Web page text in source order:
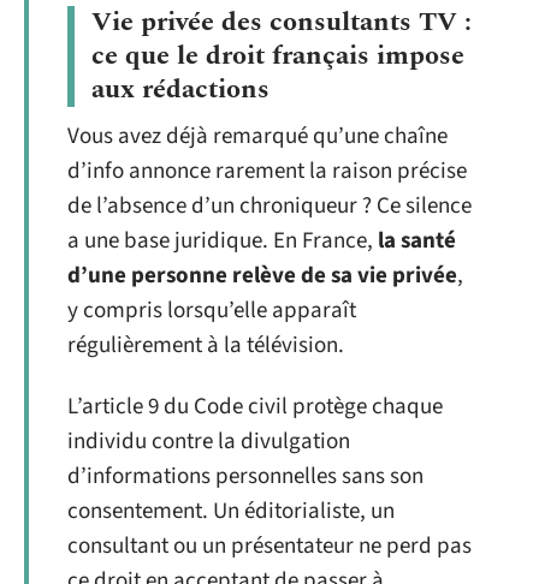
Vie privée des consultants TV :
ce que le droit français impose
aux rédactions
Vous avez déjà remarqué qu’une chaîne
d’info annonce rarement la raison précise
de l’absence d’un chroniqueur ? Ce silence
a une base juridique. En France, la santé
d’une personne relève de sa vie privée,
y compris lorsqu’elle apparaît
régulièrement à la télévision.
L’article 9 du Code civil protège chaque
individu contre la divulgation
d’informations personnelles sans son
consentement. Un éditorialiste, un
consultant ou un présentateur ne perd pas